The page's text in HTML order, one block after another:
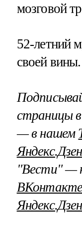
мозговой
52-летний
своей вины.
страницы
— в нашем
Яндекс.Дзен
"Вести" —
Яндекс.Дзен